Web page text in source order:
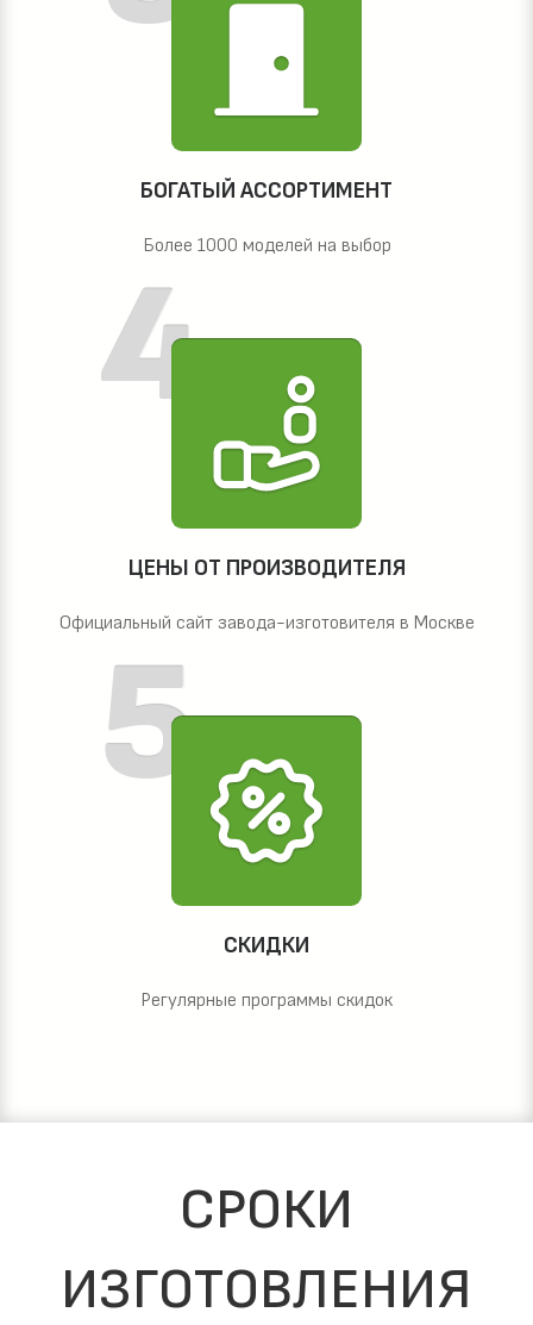
БОГАТЫЙ АССОРТИМЕНТ
Более 1000 моделей на выбор
ЦЕНЫ ОТ ПРОИЗВОДИТЕЛЯ
Официальный сайт завода-изготовителя в Москве
СКИДКИ
Регулярные программы скидок
СРОКИ
ИЗГОТОВЛЕНИЯ